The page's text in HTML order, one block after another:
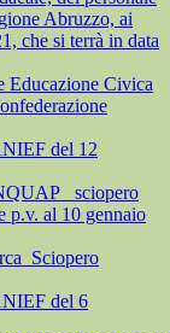
Abruzzo, ai
che si terrà in data
Educazione Civica
del 12
sciopero
p.v. al 10 gennaio
del 6